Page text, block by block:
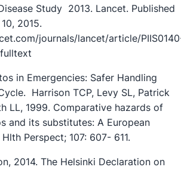
Study 2013. Lancet. Published
2015.
journals/lancet/article/
in Emergencies: Safer Handling
Harrison TCP, Levy SL, Patrick
LL, 1999. Comparative hazards of
and its substitutes: A European
Perspect; 107: 607- 611.
2014. The Helsinki Declaration on